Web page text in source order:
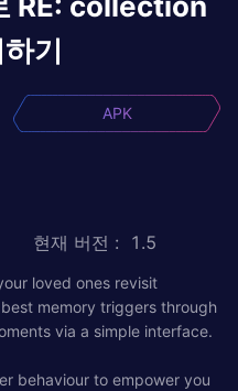
기
APK
현재 버전 : 1.5
loved ones revisit
memory triggers through
via a simple interface.
behaviour to empower you